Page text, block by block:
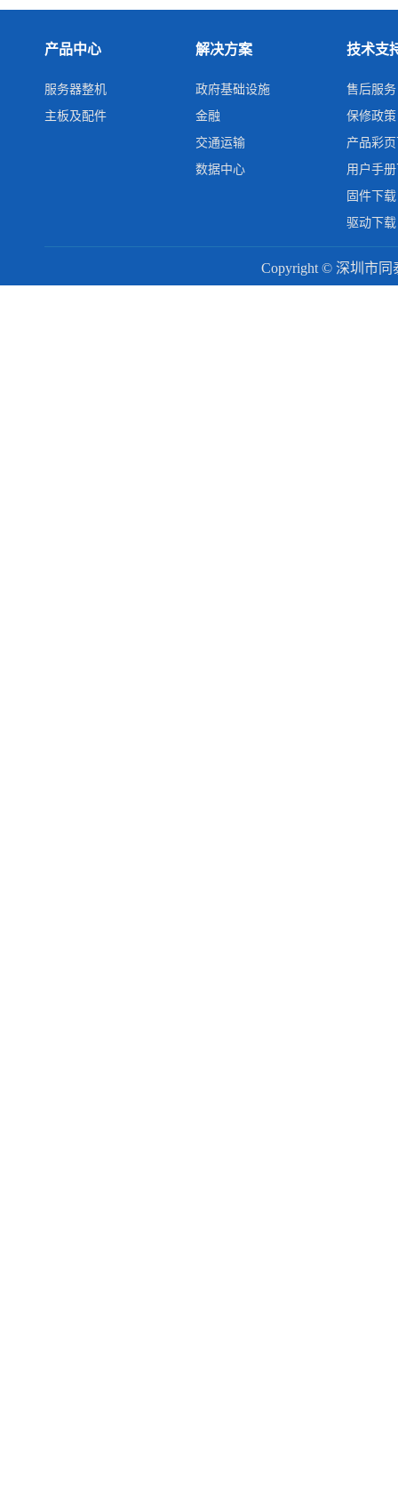
产品中心
服务器整机
主板及配件
解决方案
政府基础设施
金融
交通运输
数据中心
技术支
售后服务
保修政策
产品彩
用户手
固件下载
驱动下载
Copyright © 深圳市同